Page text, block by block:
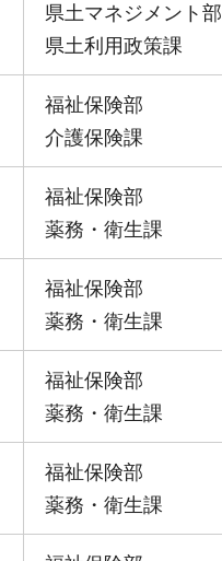
県土マネジメント部
県土利用政策課
福祉保険部
介護保険課
福祉保険部
薬務・衛生課
福祉保険部
薬務・衛生課
福祉保険部
薬務・衛生課
福祉保険部
薬務・衛生課